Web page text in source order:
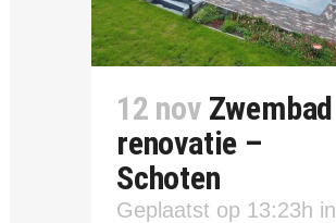
12 nov Zwembad
renovatie –
Schoten
Geplaatst op 13:23h in